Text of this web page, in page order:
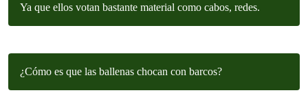
Ya que ellos votan bastante material como cabos, redes.
¿Cómo es que las ballenas chocan con barcos?